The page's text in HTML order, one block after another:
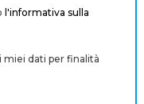
l'informativa sulla
dati per finalità